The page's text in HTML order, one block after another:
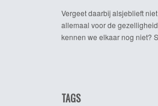
Vergeet daarbij alsjeblieft
allemaal voor de
kennen we elkaar nog niet?
TAGS